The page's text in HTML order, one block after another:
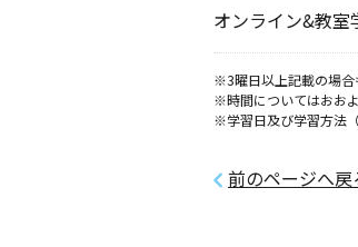
オンライン&教室
※3曜日以上記載の場合
※時間についてはおお
※学習日及び学習方法
前のページへ戻